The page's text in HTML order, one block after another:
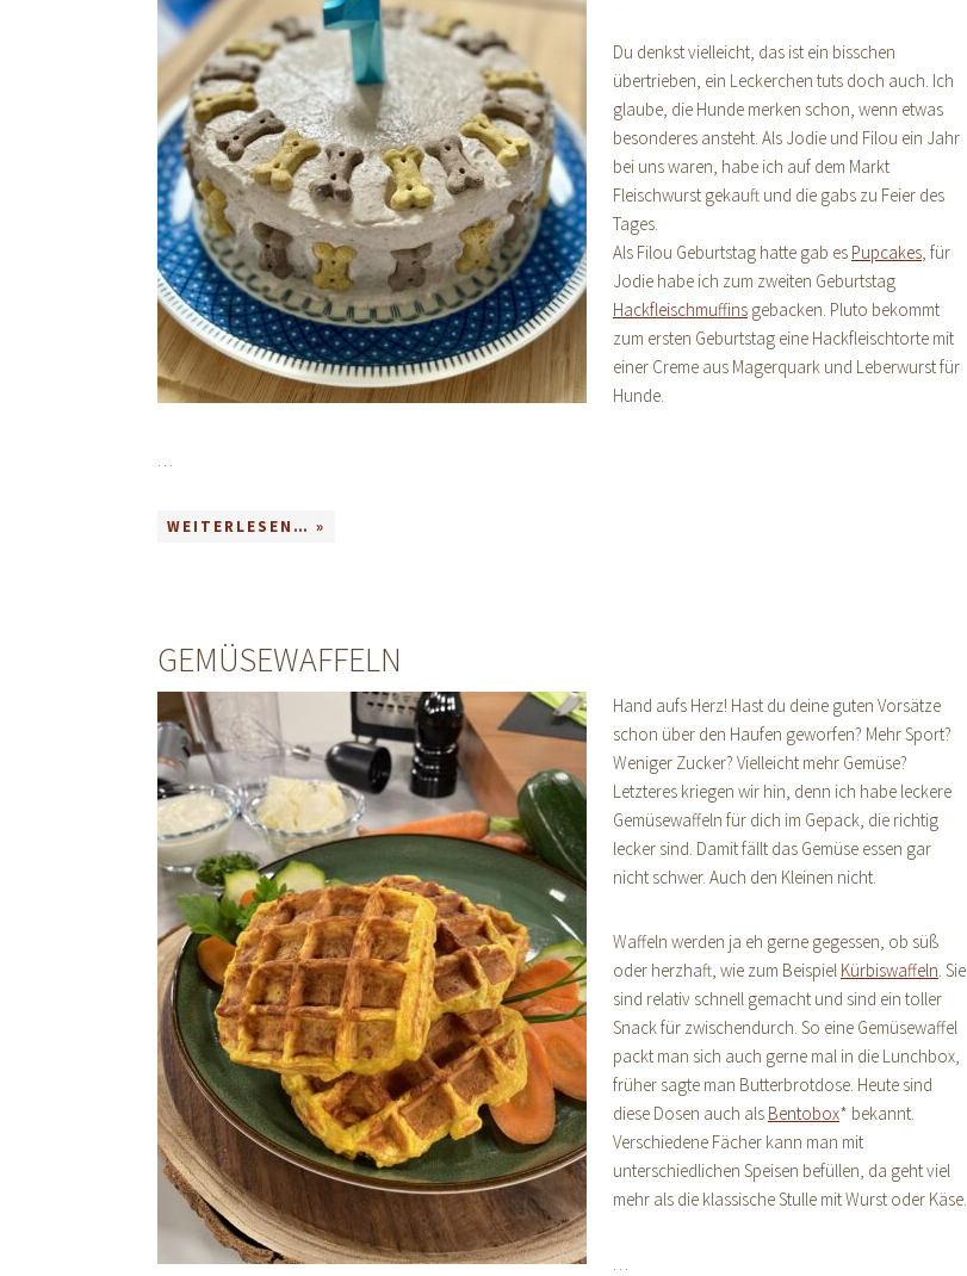
Du denkst vielleicht, das ist ein bisschen
übertrieben, ein Leckerchen tuts doch auch. Ich
glaube, die Hunde merken schon, wenn etwas
besonderes ansteht. Als Jodie und Filou ein Jahr
bei uns waren, habe ich auf dem Markt
Fleischwurst gekauft und die gabs zu Feier des
Tages.
Als Filou Geburtstag hatte gab es Pupcakes, für
Jodie habe ich zum zweiten Geburtstag
Hackfleischmuffins gebacken. Pluto bekommt
zum ersten Geburtstag eine Hackfleischtorte mit
einer Creme aus Magerquark und Leberwurst für
Hunde.
…
WEITERLESEN… »
GEMÜSEWAFFELN
Hand aufs Herz! Hast du deine guten Vorsätze
schon über den Haufen geworfen? Mehr Sport?
Weniger Zucker? Vielleicht mehr Gemüse?
Letzteres kriegen wir hin, denn ich habe leckere
Gemüsewaffeln für dich im Gepack, die richtig
lecker sind. Damit fällt das Gemüse essen gar
nicht schwer. Auch den Kleinen nicht.
Waffeln werden ja eh gerne gegessen, ob süß
oder herzhaft, wie zum Beispiel Kürbiswaffeln. Sie
sind relativ schnell gemacht und sind ein toller
Snack für zwischendurch. So eine Gemüsewaffel
packt man sich auch gerne mal in die Lunchbox,
früher sagte man Butterbrotdose. Heute sind
diese Dosen auch als Bentobox* bekannt.
Verschiedene Fächer kann man mit
unterschiedlichen Speisen befüllen, da geht viel
mehr als die klassische Stulle mit Wurst oder Käse.
…